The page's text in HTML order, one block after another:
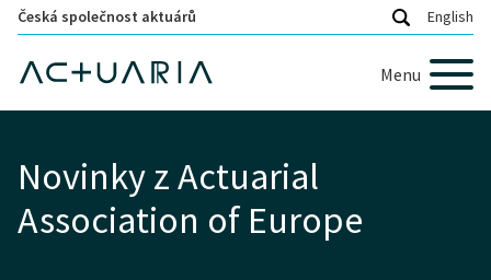
Česká společnost aktuárů English
Menu
Novinky z Actuarial
Association of Europe